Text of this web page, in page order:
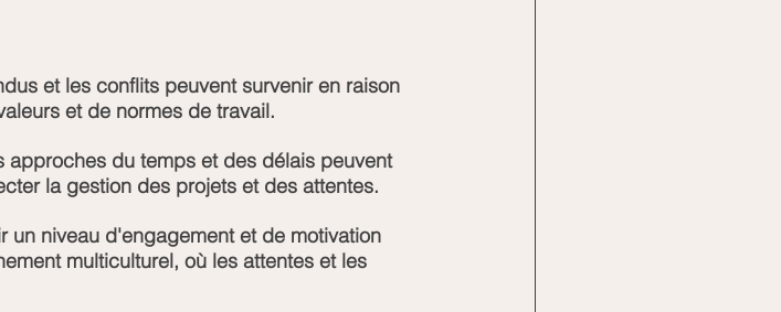
et les conflits peuvent survenir en raison
et de normes de travail.
approches du temps et des délais peuvent
la gestion des projets et des attentes.
un niveau d'engagement et de motivation
multiculturel, où les attentes et les